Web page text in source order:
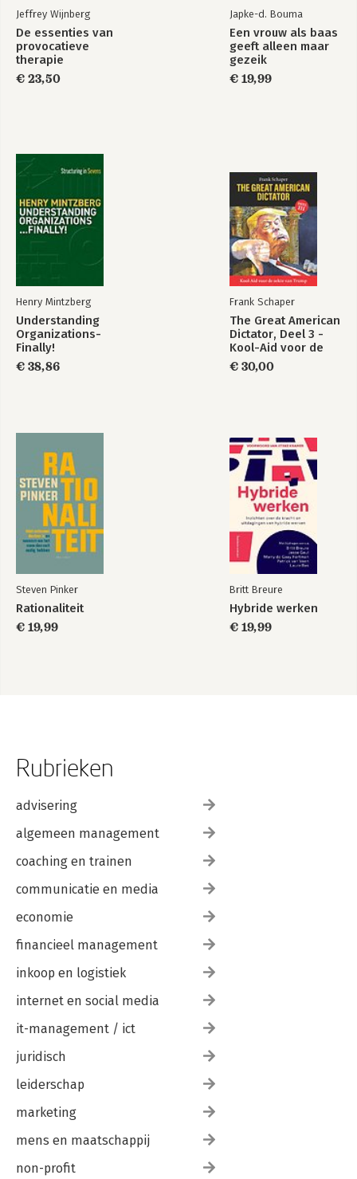
The Great American
Dictator, Deel 1 -
Donald Trump en
Eerste hulp bij
stress en
vermoeidheid
16. Geheimen – Vladimir Poetin
17. De democratische dictator - Vicor Orbán, Abdul Fatah al-Sisi
en Reep Tayyip Erdoğan
Epiloog: Poetins Waterloo
Jeffrey Wijnberg
De essenties van
provocatieve
therapie
€ 23,50
Japke-d. Bouma
Een vrouw als baas
geeft alleen maar
gezeik
€ 19,99
Henry Mintzberg
Understanding
Organizations-
Finally!
€ 38,86
Frank Schaper
The Great American
Dictator, Deel 3 -
Kool-Aid voor de
sekte van Trump
€ 30,00
Steven Pinker
Rationaliteit
€ 19,99
Britt Breure
Hybride werken
€ 19,99
Rubrieken
advisering
algemeen management
coaching en trainen
communicatie en media
economie
financieel management
inkoop en logistiek
internet en social media
it-management / ict
juridisch
leiderschap
marketing
mens en maatschappij
non-profit